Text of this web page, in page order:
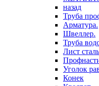
назад
Труба
Арматура.
Швеллер.
Труба
Лист
Уголок
Конек